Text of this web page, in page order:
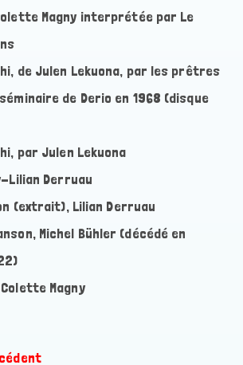
Magny interprétée par Le
de Julen Lekuona, par les prêtres
de Derio en 1968 (disque
par Julen Lekuona
Lilian Derruau
(extrait), Lilian Derruau
Michel Bühler (décédé en
Magny